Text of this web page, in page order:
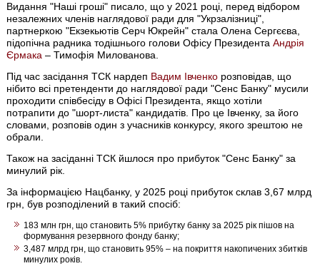
Видання "Наші гроші" писало, що у 2021 році, перед відбором
незалежних членів наглядової ради для "Укрзалізниці",
партнеркою "Екзекьютів Серч Юкрейн" стала Олена Сергєєва,
підопічна радника тодішнього голови Офісу ПрезидентаАндрія
Єрмака – Тимофія Милованова.
Під час засідання ТСК нардеп Вадим Івченко розповідав, що
нібито всі претенденти до наглядової ради "Сенс Банку" мусили
проходити співбесіду в Офісі Президента, якщо хотіли
потрапити до "шорт-листа" кандидатів. Про це Івченку, за його
словами, розповів один з учасників конкурсу, якого зрештою не
обрали.
Також на засіданні ТСК йшлося про прибуток "Сенс Банку" за
минулий рік.
За інформацією Нацбанку, у 2025 році прибуток склав 3,67 млрд
грн, був розподілений в такий спосіб:
183 млн грн, що становить 5% прибутку банку за 2025 рік пішов на
формування резервного фонду банку;
3,487 млрд грн, що становить 95% – на покриття накопичених збитків
минулих років.